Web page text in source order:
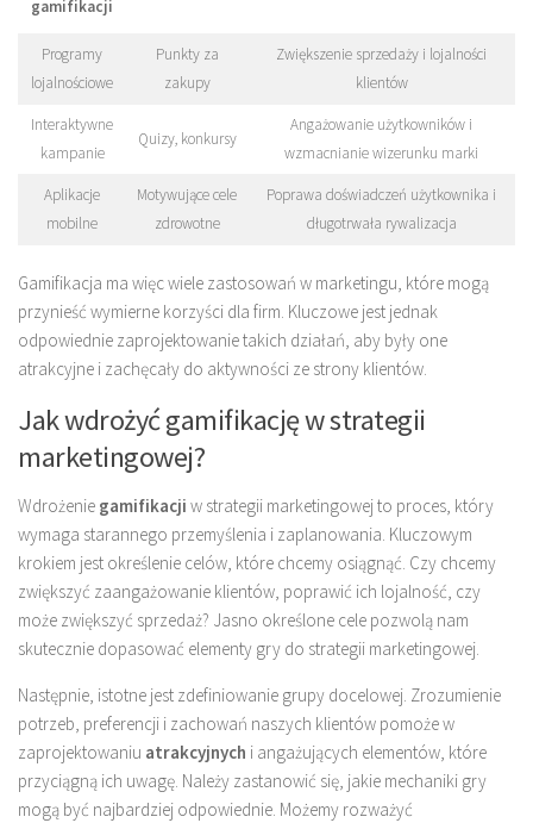
gamifikacji
Programy
lojalnościowe
Punkty za
zakupy
Zwiększenie sprzedaży i lojalności
klientów
Interaktywne
kampanie
Quizy, konkursy
Angażowanie użytkowników i
wzmacnianie wizerunku marki
Aplikacje
mobilne
Motywujące cele
zdrowotne
Poprawa doświadczeń użytkownika i
długotrwała rywalizacja
Gamifikacja ma więc wiele zastosowań w marketingu, które mogą
przynieść wymierne korzyści dla firm. Kluczowe jest jednak
odpowiednie zaprojektowanie takich działań, aby były one
atrakcyjne i zachęcały do aktywności ze strony klientów.
Jak wdrożyć gamifikację w strategii
marketingowej?
Wdrożenie gamifikacji w strategii marketingowej to proces, który
wymaga starannego przemyślenia i zaplanowania. Kluczowym
krokiem jest określenie celów, które chcemy osiągnąć. Czy chcemy
zwiększyć zaangażowanie klientów, poprawić ich lojalność, czy
może zwiększyć sprzedaż? Jasno określone cele pozwolą nam
skutecznie dopasować elementy gry do strategii marketingowej.
Następnie, istotne jest zdefiniowanie grupy docelowej. Zrozumienie
potrzeb, preferencji i zachowań naszych klientów pomoże w
zaprojektowaniu atrakcyjnych i angażujących elementów, które
przyciągną ich uwagę. Należy zastanowić się, jakie mechaniki gry
mogą być najbardziej odpowiednie. Możemy rozważyć